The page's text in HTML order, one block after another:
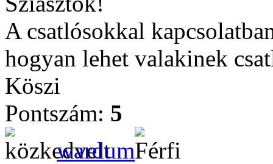
A csatlósokkal
hogyan lehet valakinek
Köszi
Pontszám: 5
wardum